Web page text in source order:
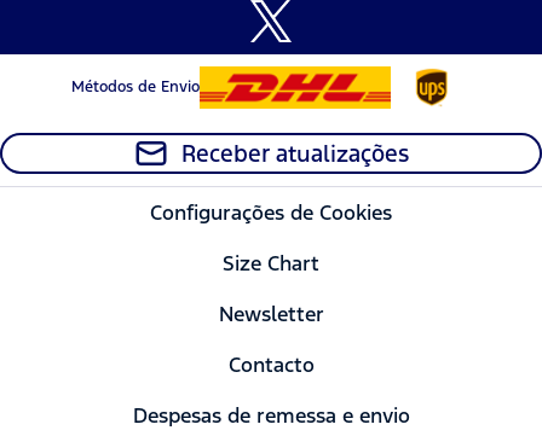
Métodos de Envio
Receber atualizações
Configurações de Cookies
Size Chart
Newsletter
Contacto
Despesas de remessa e envio